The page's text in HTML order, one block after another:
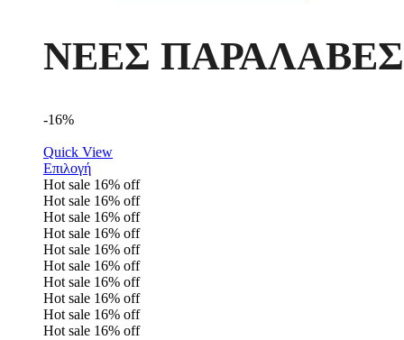
ΝΕΕΣ ΠΑΡΑΛΑΒΕΣ
-16%
Quick View
Επιλογή
Hot sale 16% off
Hot sale 16% off
Hot sale 16% off
Hot sale 16% off
Hot sale 16% off
Hot sale 16% off
Hot sale 16% off
Hot sale 16% off
Hot sale 16% off
Hot sale 16% off